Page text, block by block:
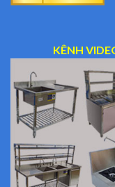
KÊNH